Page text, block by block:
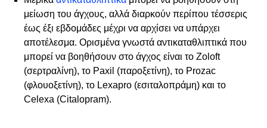
μείωση του άγχους, αλλά διαρκούν περίπου τέσσερις
έως έξι εβδομάδες μέχρι να αρχίσει να υπάρχει
αποτέλεσμα. Ορισμένα γνωστά αντικαταθλιπτικά που
μπορεί να βοηθήσουν στο άγχος είναι το Zoloft
(σερτραλίνη), το Paxil (παροξετίνη), το Prozac
(φλουοξετίνη), το Lexapro (εσιταλοπράμη) και το
Celexa (Citalopram).